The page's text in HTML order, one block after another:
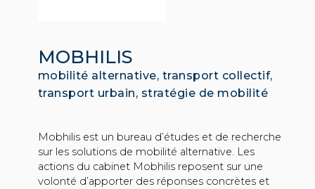
MOBHILIS
mobilité alternative, transport collectif,
transport urbain, stratégie de mobilité
Mobhilis est un bureau d’études et de recherche
sur les solutions de mobilité alternative. Les
actions du cabinet Mobhilis reposent sur une
volonté d’apporter des réponses concrètes et